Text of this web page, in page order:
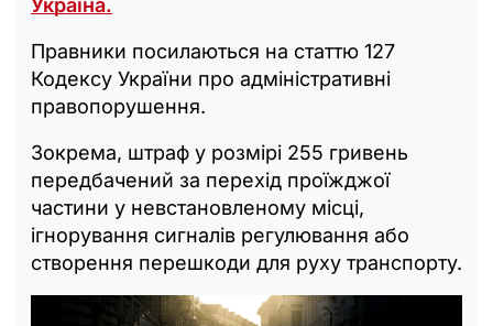
Правники посилаються на статтю 127
Кодексу України про адміністративні
правопорушення.
Зокрема, штраф у розмірі 255 гривень
передбачений за перехід проїжджої
частини у невстановленому місці,
ігнорування сигналів регулювання або
створення перешкоди для руху транспорту.